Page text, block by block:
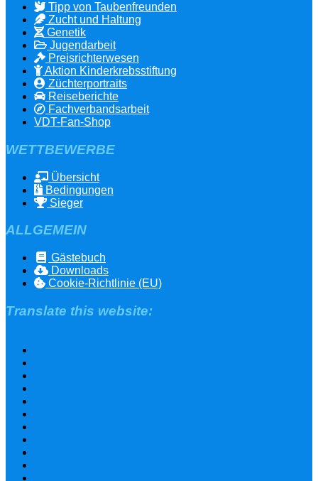
Tipp von Taubenfreunden
Zucht und Haltung
Genetik
Jugendarbeit
Preisrichterwesen
Aktion Kinderkrebsstiftung
Züchterportraits
Reiseberichte
Fachverbandsarbeit
VDT-Fan-Shop
WETTBEWERBE
Übersicht
Bedingungen
Sieger
ALLGEMEIN
Gästebuch
Downloads
Cookie-Richtlinie (EU)
Translate this website: